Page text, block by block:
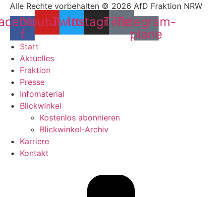
Alle Rechte vorbehalten © 2026 AfD Fraktion NRW
f
YoutubeTwitter
Instagram
Tiktok
Telegram-
plane
Start
Aktuelles
Fraktion
Presse
Infomaterial
Blickwinkel
Kostenlos abonnieren
Blickwinkel-Archiv
Karriere
Kontakt